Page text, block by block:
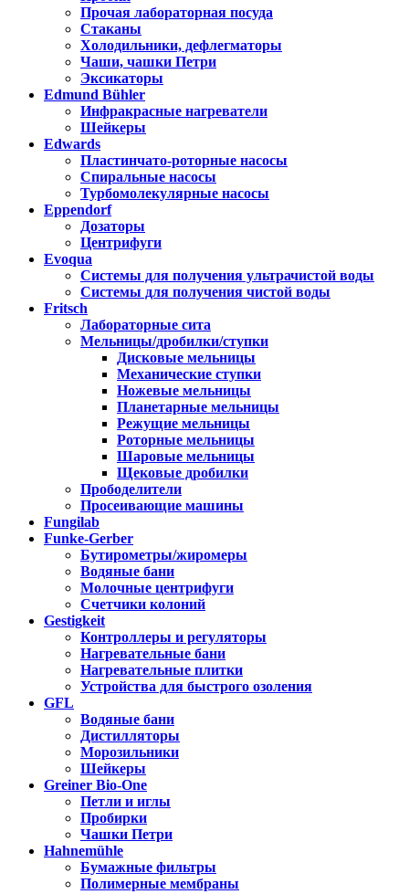
Прочая лабораторная посуда
Стаканы
Холодильники, дефлегматоры
Чаши, чашки Петри
Эксикаторы
Edmund Bühler
Инфракрасные нагреватели
Шейкеры
Edwards
Пластинчато-роторные насосы
Спиральные насосы
Турбомолекулярные насосы
Eppendorf
Дозаторы
Центрифуги
Evoqua
Системы для получения ультрачистой воды
Системы для получения чистой воды
Fritsch
Лабораторные сита
Мельницы/дробилки/ступки
Дисковые мельницы
Механические ступки
Ножевые мельницы
Планетарные мельницы
Режущие мельницы
Роторные мельницы
Шаровые мельницы
Щековые дробилки
Прободелители
Просеивающие машины
Fungilab
Funke-Gerber
Бутирометры/жиромеры
Водяные бани
Молочные центрифуги
Счетчики колоний
Gestigkeit
Контроллеры и регуляторы
Нагревательные бани
Нагревательные плитки
Устройства для быстрого озоления
GFL
Водяные бани
Дистилляторы
Морозильники
Шейкеры
Greiner Bio-One
Петли и иглы
Пробирки
Чашки Петри
Hahnemühle
Бумажные фильтры
Полимерные мембраны